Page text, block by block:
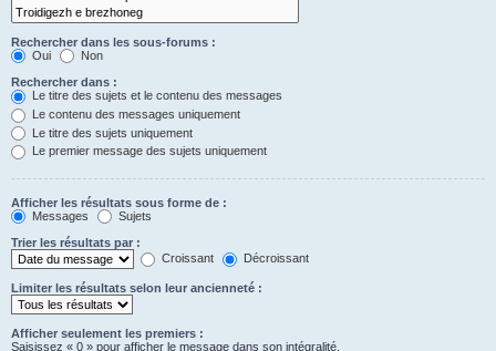
Rechercher dans les sous-forums :
Oui
Non
Rechercher dans :
Le titre des sujets et le contenu des messages
Le contenu des messages uniquement
Le titre des sujets uniquement
Le premier message des sujets uniquement
Afficher les résultats sous forme de :
Messages
Sujets
Trier les résultats par :
Croissant
Décroissant
Limiter les résultats selon leur ancienneté :
Afficher seulement les premiers :
Saisissez « 0 » pour afficher le message dans son intégralité.